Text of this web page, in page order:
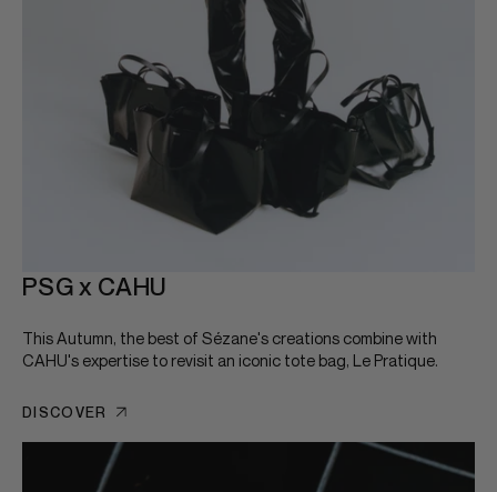
PSG x CAHU
This Autumn, the best of Sézane's creations combine with
CAHU's expertise to revisit an iconic tote bag, Le Pratique.
DISCOVER